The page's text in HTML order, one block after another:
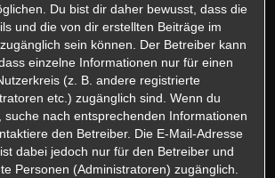
Du bist dir daher bewusst, dass die
und die von dir erstellten Beiträge im
sein können. Der Betreiber kann
einzelne Informationen nur für einen
(z. B. andere registrierte
etc.) zugänglich sind. Wenn du
suche nach entsprechenden Informationen
den Betreiber. Die E-Mail-Adresse
dabei jedoch nur für den Betreiber und
Personen (Administratoren) zugänglich.